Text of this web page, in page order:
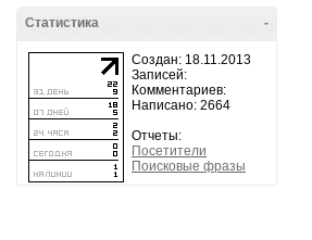
-
Статистика
Создан: 18.11.2013
Записей:
Комментариев:
Написано: 2664
Отчеты:
Посетители
Поисковые фразы